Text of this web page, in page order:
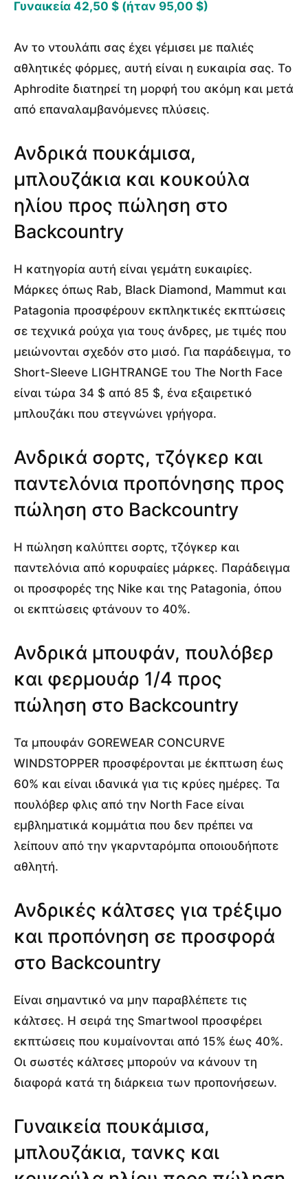
Γυναικεία 42,50 $ (ήταν 95,00 $)
Αν το ντουλάπι σας έχει γέμισει με παλιές
αθλητικές φόρμες, αυτή είναι η ευκαιρία σας. Το
Aphrodite διατηρεί τη μορφή του ακόμη και μετά
από επαναλαμβανόμενες πλύσεις.
Ανδρικά πουκάμισα,
μπλουζάκια και κουκούλα
ηλίου προς πώληση στο
Backcountry
Η κατηγορία αυτή είναι γεμάτη ευκαιρίες.
Μάρκες όπως Rab, Black Diamond, Mammut και
Patagonia προσφέρουν εκπληκτικές εκπτώσεις
σε τεχνικά ρούχα για τους άνδρες, με τιμές που
μειώνονται σχεδόν στο μισό. Για παράδειγμα, το
Short-Sleeve LIGHTRANGE του The North Face
είναι τώρα 34 $ από 85 $, ένα εξαιρετικό
μπλουζάκι που στεγνώνει γρήγορα.
Ανδρικά σορτς, τζόγκερ και
παντελόνια προπόνησης προς
πώληση στο Backcountry
Η πώληση καλύπτει σορτς, τζόγκερ και
παντελόνια από κορυφαίες μάρκες. Παράδειγμα
οι προσφορές της Nike και της Patagonia, όπου
οι εκπτώσεις φτάνουν το 40%.
Ανδρικά μπουφάν, πουλόβερ
και φερμουάρ 1/4 προς
πώληση στο Backcountry
Τα μπουφάν GOREWEAR CONCURVE
WINDSTOPPER προσφέρονται με έκπτωση έως
60% και είναι ιδανικά για τις κρύες ημέρες. Τα
πουλόβερ φλις από την North Face είναι
εμβληματικά κομμάτια που δεν πρέπει να
λείπουν από την γκαρνταρόμπα οποιουδήποτε
αθλητή.
Ανδρικές κάλτσες για τρέξιμο
και προπόνηση σε προσφορά
στο Backcountry
Είναι σημαντικό να μην παραβλέπετε τις
κάλτσες. Η σειρά της Smartwool προσφέρει
εκπτώσεις που κυμαίνονται από 15% έως 40%.
Οι σωστές κάλτσες μπορούν να κάνουν τη
διαφορά κατά τη διάρκεια των προπονήσεων.
Γυναικεία πουκάμισα,
μπλουζάκια, τανκς και